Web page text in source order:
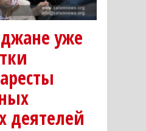
уже
деятелей